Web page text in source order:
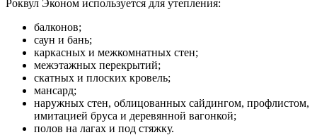
Роквул Эконом используется для утепления:
балконов;
саун и бань;
каркасных и межкомнатных стен;
межэтажных перекрытий;
скатных и плоских кровель;
мансард;
наружных стен, облицованных сайдингом, профлистом,
имитацией бруса и деревянной вагонкой;
полов на лагах и под стяжку.